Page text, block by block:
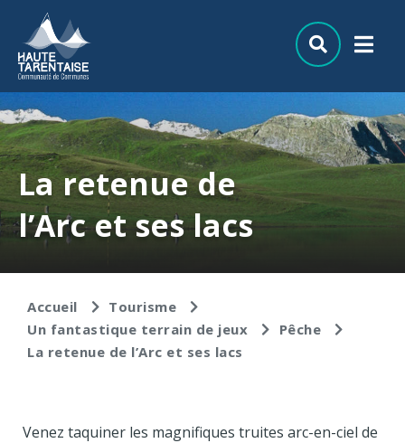
Aller à la recherche
La retenue de
l’Arc et ses lacs
Accueil
Tourisme
Un fantastique terrain de jeux
Pêche
La retenue de l’Arc et ses lacs
Venez taquiner les magnifiques truites arc-en-ciel de